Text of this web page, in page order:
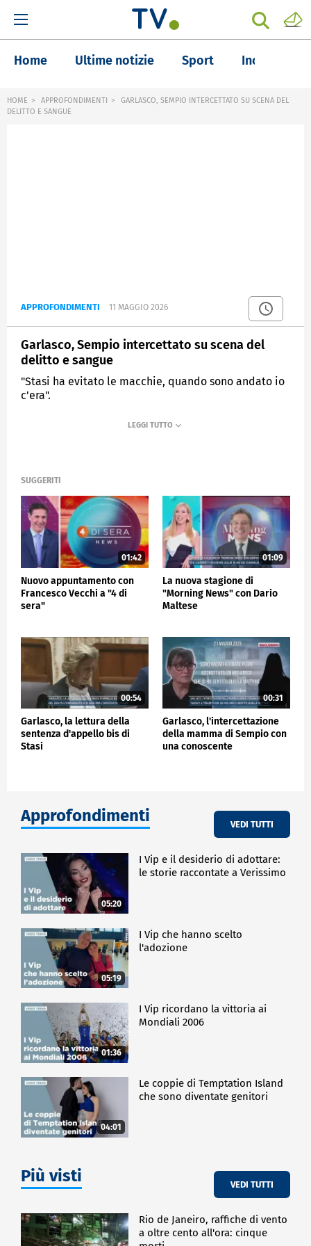
Home Ultime notizie Sport Inchieste
HOME APPROFONDIMENTI
GARLASCO, SEMPIO INTERCETTATO SU SCENA DEL
DELITTO E SANGUE
APPROFONDIMENTI 11 MAGGIO 2026
Garlasco, Sempio intercettato su scena del
delitto e sangue
"Stasi ha evitato le macchie, quando sono andato io
c'era".
MATTINO CINQUE
SUGGERITI
01:42
Nuovo appuntamento con
Francesco Vecchi a "4 di
sera"
01:09
La nuova stagione di
"Morning News" con Dario
Maltese
00:54
Garlasco, la lettura della
sentenza d'appello bis di
Stasi
00:31
Garlasco, l'intercettazione
della mamma di Sempio con
una conoscente
Approfondimenti VEDI TUTTI
05:20
I Vip e il desiderio di adottare:
le storie raccontate a Verissimo
05:19
I Vip che hanno scelto
l'adozione
01:36
I Vip ricordano la vittoria ai
Mondiali 2006
04:01
Le coppie di Temptation Island
che sono diventate genitori
Più visti VEDI TUTTI
Rio de Janeiro, raffiche di vento
a oltre cento all'ora: cinque